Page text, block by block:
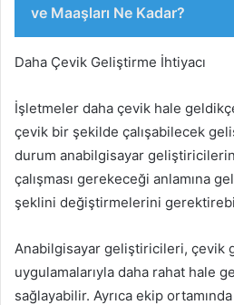
ve Maaşları Ne Kadar?
Daha Çevik Geliştirme İhtiyacı
İşletmeler daha çevik hale
çevik bir şekilde çalışabilecek
durum anabilgisayar
çalışması gerekeceği anlamına
şeklini değiştirmelerini
Anabilgisayar geliştiricileri, çevik
uygulamalarıyla daha rahat hale
sağlayabilir. Ayrıca ekip ortamında